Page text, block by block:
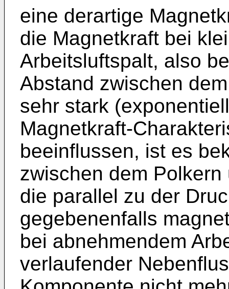
eine derartige
die Magnetkraft bei
Arbeitsluftspalt, also
Abstand zwischen
sehr stark
Magnetkraft-
beeinflussen, ist es
zwischen dem
die parallel zu der
gegebenenfalls
bei abnehmendem
verlaufender